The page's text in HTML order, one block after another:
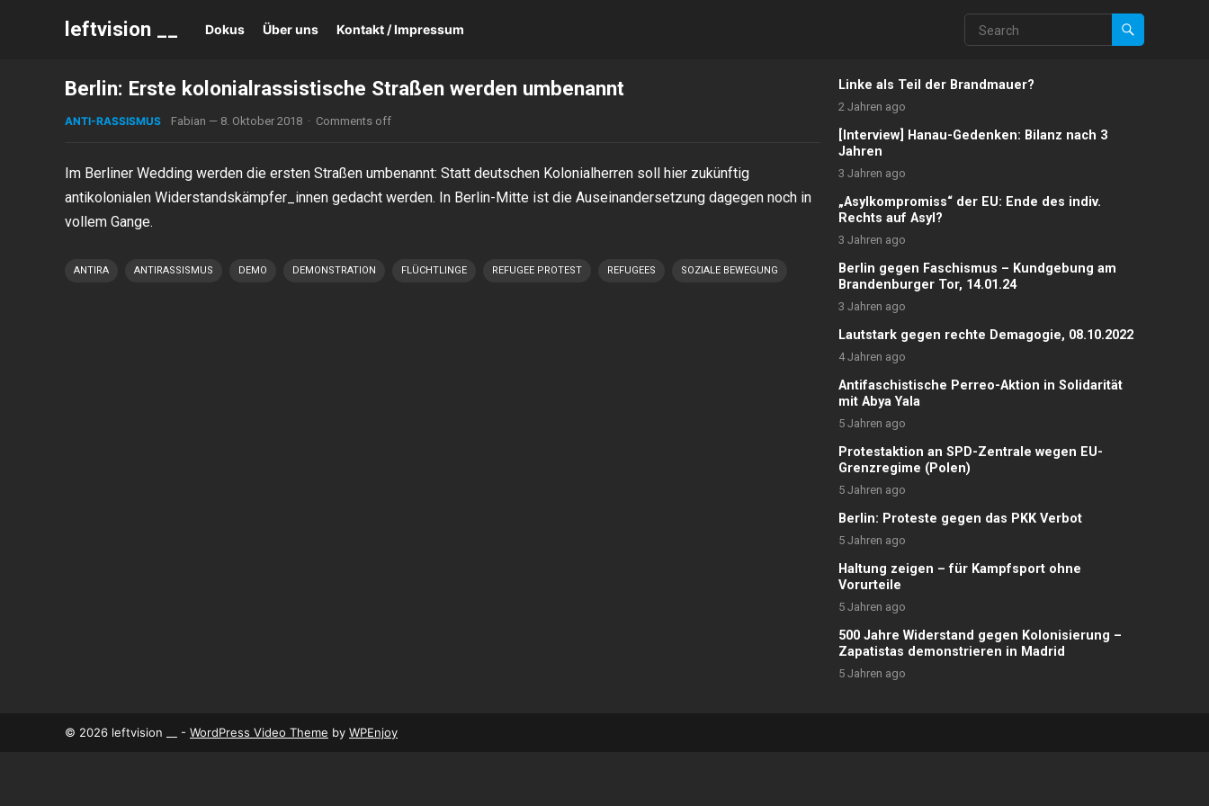
leftvision __ Dokus Über uns Kontakt / Impressum
Berlin: Erste kolonialrassistische Straßen werden umbenannt
ANTI-RASSISMUS Fabian — 8. Oktober 2018 · Comments off
Im Berliner Wedding werden die ersten Straßen umbenannt: Statt deutschen Kolonialherren soll hier zukünftig
antikolonialen Widerstandskämpfer_innen gedacht werden. In Berlin-Mitte ist die Auseinandersetzung dagegen noch in
vollem Gange.
ANTIRA ANTIRASSISMUS DEMO DEMONSTRATION FLÜCHTLINGE REFUGEE PROTEST REFUGEES SOZIALE BEWEGUNG
Linke als Teil der Brandmauer?
2 Jahren ago
[Interview] Hanau-Gedenken: Bilanz nach 3
Jahren
3 Jahren ago
„Asylkompromiss“ der EU: Ende des indiv.
Rechts auf Asyl?
3 Jahren ago
Berlin gegen Faschismus – Kundgebung am
Brandenburger Tor, 14.01.24
3 Jahren ago
Lautstark gegen rechte Demagogie, 08.10.2022
4 Jahren ago
Antifaschistische Perreo-Aktion in Solidarität
mit Abya Yala
5 Jahren ago
Protestaktion an SPD-Zentrale wegen EU-
Grenzregime (Polen)
5 Jahren ago
Berlin: Proteste gegen das PKK Verbot
5 Jahren ago
Haltung zeigen – für Kampfsport ohne
Vorurteile
5 Jahren ago
500 Jahre Widerstand gegen Kolonisierung –
Zapatistas demonstrieren in Madrid
5 Jahren ago
© 2026 leftvision __ - WordPress Video Theme by WPEnjoy